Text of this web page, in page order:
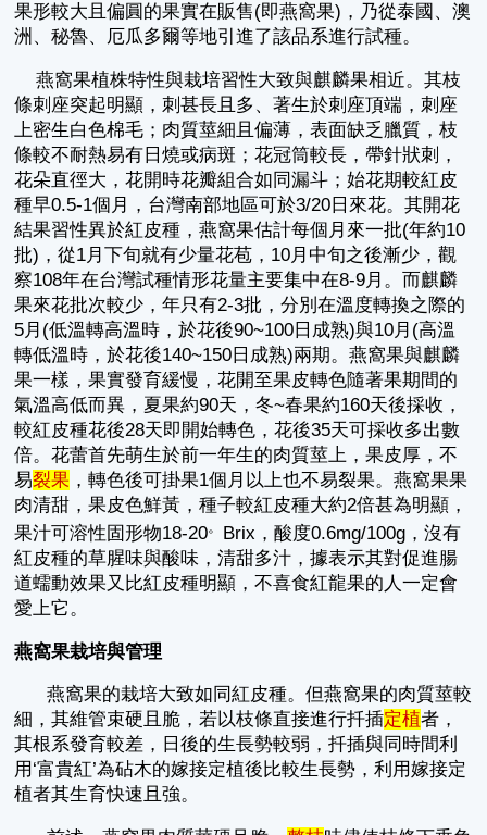
果形較大且偏圓的果實在販售(即燕窩果)，乃從泰國、澳
洲、秘魯、厄瓜多爾等地引進了該品系進行試種。
燕窩果植株特性與栽培習性大致與麒麟果相近。其枝
條刺座突起明顯，刺甚長且多、著生於刺座頂端，刺座
上密生白色棉毛；肉質莖細且偏薄，表面缺乏臘質，枝
條較不耐熱易有日燒或病斑；花冠筒較長，帶針狀刺，
花朵直徑大，花開時花瓣組合如同漏斗；始花期較紅皮
種早0.5-1個月，台灣南部地區可於3/20日來花。其開花
結果習性異於紅皮種，燕窩果估計每個月來一批(年約10
批)，從1月下旬就有少量花苞，10月中旬之後漸少，觀
察108年在台灣試種情形花量主要集中在8-9月。而麒麟
果來花批次較少，年只有2-3批，分別在溫度轉換之際的
5月(低溫轉高溫時，於花後90~100日成熟)與10月(高溫
轉低溫時，於花後140~150日成熟)兩期。燕窩果與麒麟
果一樣，果實發育緩慢，花開至果皮轉色隨著果期間的
氣溫高低而異，夏果約90天，冬~春果約160天後採收，
較紅皮種花後28天即開始轉色，花後35天可採收多出數
倍。花蕾首先萌生於前一年生的肉質莖上，果皮厚，不
易裂果 ，轉色後可掛果1個月以上也不易裂果。燕窩果果
肉清甜，果皮色鮮黃，種子較紅皮種大約2倍甚為明顯，
果汁可溶性固形物18-20。 Brix，酸度0.6mg/100g，沒有
紅皮種的草腥味與酸味，清甜多汁，據表示其對促進腸
道蠕動效果又比紅皮種明顯，不喜食紅龍果的人一定會
愛上它。
燕窩果栽培與管理
燕窩果的栽培大致如同紅皮種。但燕窩果的肉質莖較
細，其維管束硬且脆，若以枝條直接進行扦插定植者，
其根系發育較差，日後的生長勢較弱，扦插與同時間利
用‘富貴紅’為砧木的嫁接定植後比較生長勢，利用嫁接定
植者其生育快速且強。